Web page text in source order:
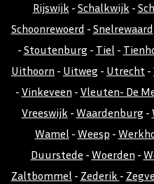
Rijswijk - Schalkwijk -
Schoonrewoerd - Snelrewaard
- Stoutenburg - Tiel -
Uithoorn - Uitweg - Utrecht -
- Vinkeveen - Vleuten- De
Vreeswijk - Waardenburg -
Wamel - Weesp -
Duurstede - Woerden -
Zaltbommel - Zederik -